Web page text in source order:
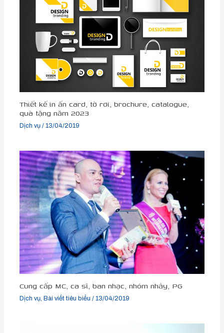
Thiết kế in ấn card, tờ rơi, brochure, catalogue,
quà tặng năm 2023
Dịch vụ /13/04/2019
Cung cấp MC, ca sĩ, ban nhạc, nhóm nhảy, PG
Dịch vụ, Bài viết tiêu biểu /13/04/2019